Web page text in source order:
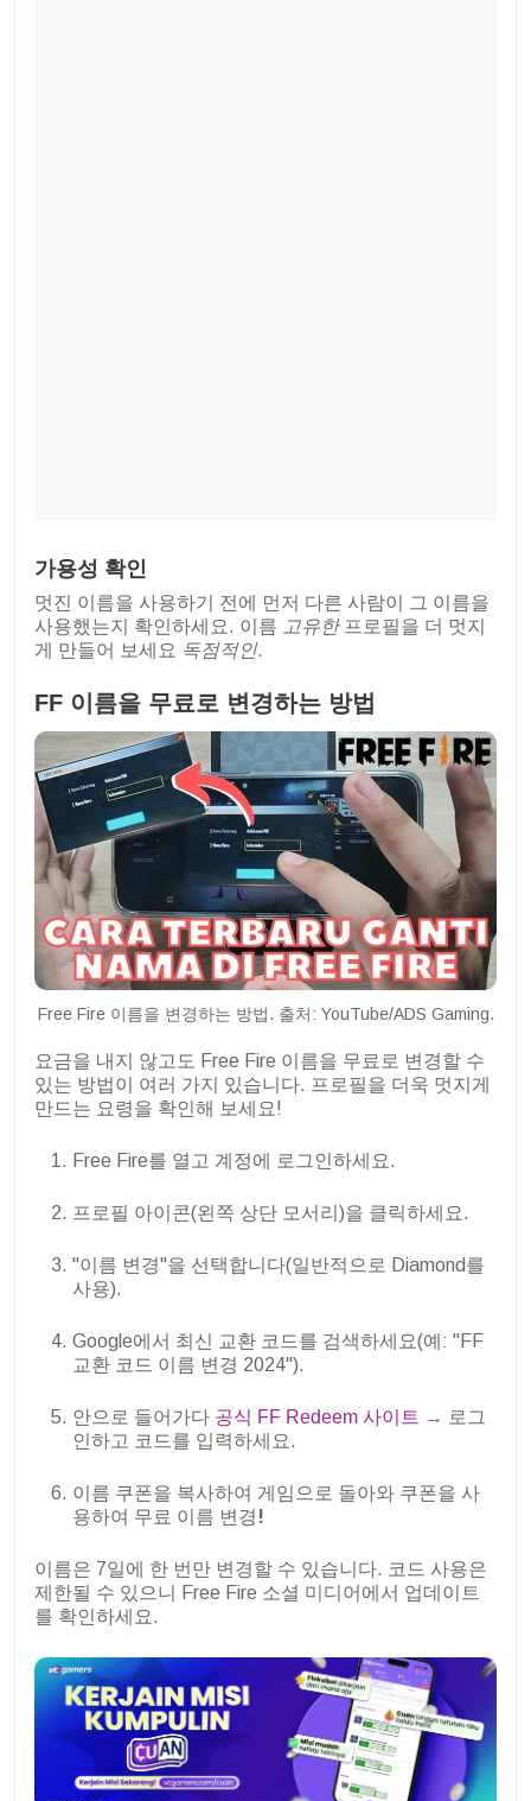
가용성 확인
멋진 이름을 사용하기 전에 먼저 다른 사람이 그 이름을
사용했는지 확인하세요. 이름 고유한프로필을 더 멋지
게 만들어 보세요 독점적인.
FF 이름을 무료로 변경하는 방법
Free Fire 이름을 변경하는 방법. 출처: YouTube/ADS Gaming.
요금을 내지 않고도 Free Fire 이름을 무료로 변경할 수
있는 방법이 여러 가지 있습니다. 프로필을 더욱 멋지게
만드는 요령을 확인해 보세요!
Free Fire를 열고 계정에 로그인하세요.
프로필 아이콘(왼쪽 상단 모서리)을 클릭하세요.
"이름 변경"을 선택합니다(일반적으로 Diamond를
사용).
Google에서 최신 교환 코드를 검색하세요(예: "FF
교환 코드 이름 변경 2024").
안으로 들어가다 공식 FF Redeem 사이트 → 로그
인하고 코드를 입력하세요.
이름 쿠폰을 복사하여 게임으로 돌아와 쿠폰을 사
용하여 무료 이름 변경 !
이름은 7일에 한 번만 변경할 수 있습니다. 코드 사용은
제한될 수 있으니 Free Fire 소셜 미디어에서 업데이트
를 확인하세요.